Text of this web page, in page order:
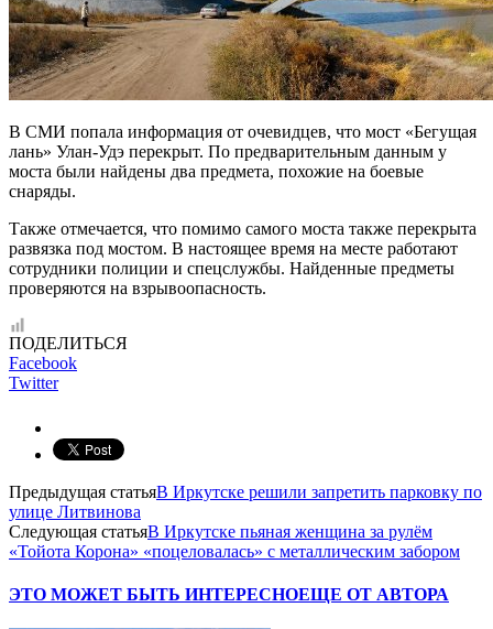
В СМИ попала информация от очевидцев, что мост «Бегущая
лань» Улан-Удэ перекрыт. По предварительным данным у
моста были найдены два предмета, похожие на боевые
снаряды.
Также отмечается, что помимо самого моста также перекрыта
развязка под мостом. В настоящее время на месте работают
сотрудники полиции и спецслужбы. Найденные предметы
проверяются на взрывоопасность.
ПОДЕЛИТЬСЯ
Facebook
Twitter
Предыдущая статьяВ Иркутске решили запретить парковку по
улице Литвинова
Следующая статьяВ Иркутске пьяная женщина за рулём
«Тойота Корона» «поцеловалась» с металлическим забором
ЭТО МОЖЕТ БЫТЬ ИНТЕРЕСНОЕЩЕ ОТ АВТОРА